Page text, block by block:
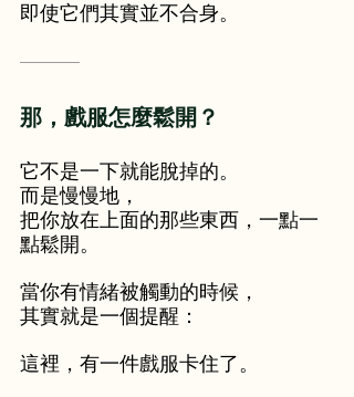
即使它們其實並不合身。
———
那，戲服怎麼鬆開？
它不是一下就能脫掉的。
而是慢慢地，
把你放在上面的那些東西，一點一
點鬆開。
當你有情緒被觸動的時候，
其實就是一個提醒：
這裡，有一件戲服卡住了。